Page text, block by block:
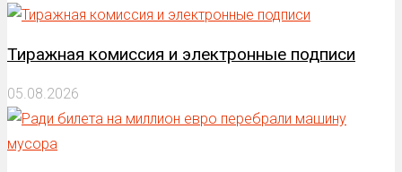
Тиражная комиссия и электронные подписи
05.08.2026